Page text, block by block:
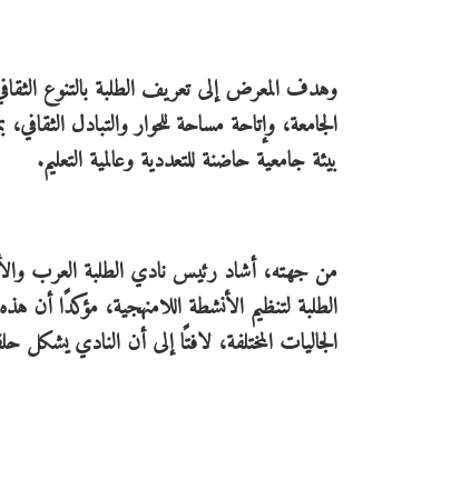
وهدف المعرض إلى تعريف الطلبة بالتنوع
الجامعة، وإتاحة مساحة للحوار والتبادل
بيئة جامعية حاضنة للتعددية وعالمية التعليم.
من جهته، أشاد رئيس نادي الطلبة العرب
الطلبة لتنظيم الأنشطة اللامنهجية، مؤكدًا أن
الجاليات المختلفة، لافتًا إلى أن النادي يشكل